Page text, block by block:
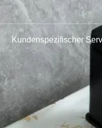
Kundenspezifischer